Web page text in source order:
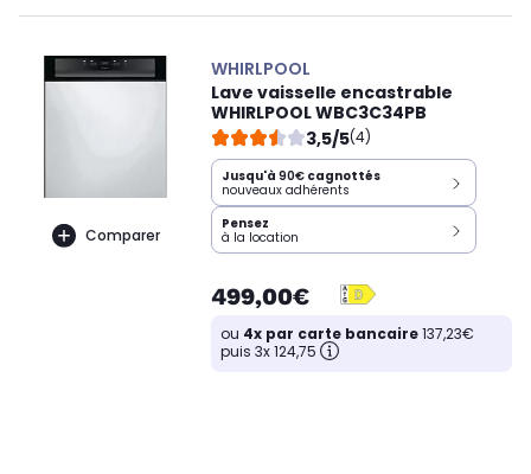
Comparer
WHIRLPOOL
Lave vaisselle encastrable
WHIRLPOOL WBC3C34PB
3,5/5(4)
Jusqu'à 90€ cagnottés
nouveaux adhérents
Pensez
à la location
499,00€
ou 4x par carte bancaire137,23€
puis 3x 124,75